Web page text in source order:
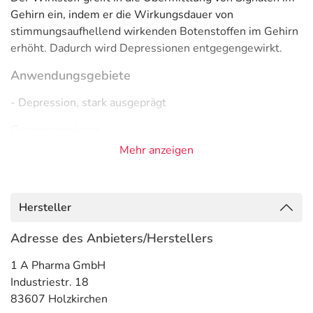
Gehirn ein, indem er die Wirkungsdauer von
stimmungsaufhellend wirkenden Botenstoffen im Gehirn
erhöht. Dadurch wird Depressionen entgegengewirkt.
Anwendungsgebiete
- Depression, stark ausgeprägt
Was spricht gegen eine Anwendung?
- Überempfindlichkeit gegen die Inhaltsstoffe
Unter Umständen - sprechen Sie hierzu mit Ihrem Arzt
oder Apotheker:
- Niedriger Blutdruck
- Herzerkrankung, wie z.B.:
- Erregungsleitungsstörungen am Herzen
Mehr anzeigen
Hersteller
Adresse des Anbieters/Herstellers
1 A Pharma GmbH
Industriestr. 18
83607 Holzkirchen